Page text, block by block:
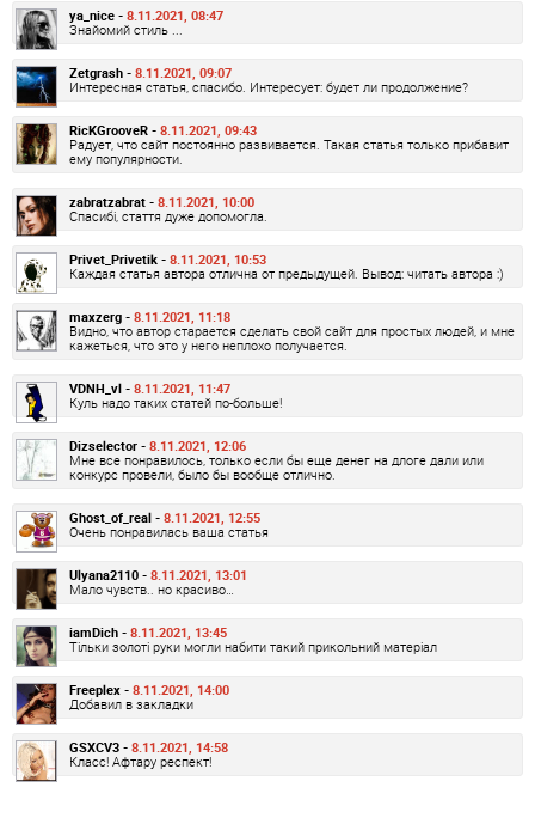
ya_nice - 8.11.2021, 08:47
Знайомий стиль ...
Zetgrash - 8.11.2021, 09:07
Интересная статья, спасибо. Интересует: будет ли продолжение?
RicKGrooveR - 8.11.2021, 09:43
Радует, что сайт постоянно развивается. Такая статья только прибавит
ему популярности.
zabratzabrat - 8.11.2021, 10:00
Спасибі, стаття дуже допомогла.
Privet_Privetik - 8.11.2021, 10:53
Каждая статья автора отлична от предыдущей. Вывод: читать автора :)
maxzerg - 8.11.2021, 11:18
Видно, что автор старается сделать свой сайт для простых людей, и мне
кажеться, что это у него неплохо получается.
VDNH_vl - 8.11.2021, 11:47
Куль надо таких статей по-больше!
Dizselector - 8.11.2021, 12:06
Мне все понравилось, только если бы еще денег на длоге дали или
конкурс провели, было бы вообще отлично.
Ghost_of_real - 8.11.2021, 12:55
Очень понравилась ваша статья
Ulyana2110 - 8.11.2021, 13:01
Мало чувств.. но красиво…
iamDich - 8.11.2021, 13:45
Тільки золоті руки могли набити такий прикольний матеріал
Freeplex - 8.11.2021, 14:00
Добавил в закладки
GSXCV3 - 8.11.2021, 14:58
Класс! Афтару респект!